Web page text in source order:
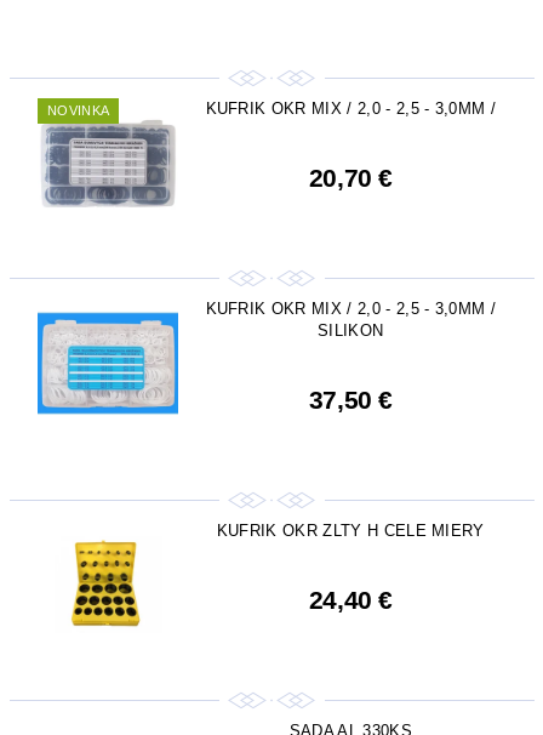
NOVINKA KUFRIK OKR MIX / 2,0 - 2,5 - 3,0MM /
20,70 €
KUFRIK OKR MIX / 2,0 - 2,5 - 3,0MM /
SILIKON
37,50 €
KUFRIK OKR ZLTY H CELE MIERY
24,40 €
SADA AL 330KS